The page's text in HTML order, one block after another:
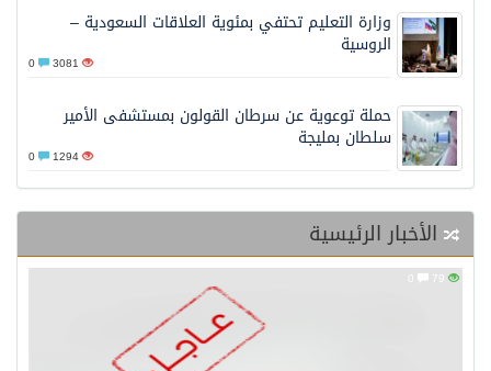
وزارة التعليم تحتفي بمئوية العلاقات السعودية –
الروسية
3081
حملة توعوية عن سرطان القولون بمستشفى الأمير
سلطان بمليجة
1294
الأخبار الرئيسية